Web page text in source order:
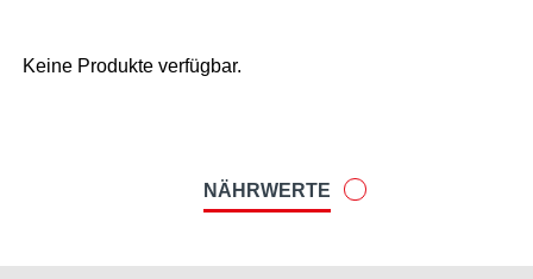
Keine Produkte verfügbar.
NÄHRWERTE